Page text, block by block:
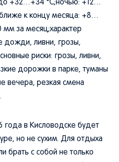
+32…+34 °C;ночью: +12…
к концу месяца: +8…
мм за месяц;характер
дожди, ливни, грозы,
риски: грозы, ливни,
дорожки в парке, туманы
вечера, резкая смена
года в Кисловодске будет
но не сухим. Для отдыха
брать с собой не только